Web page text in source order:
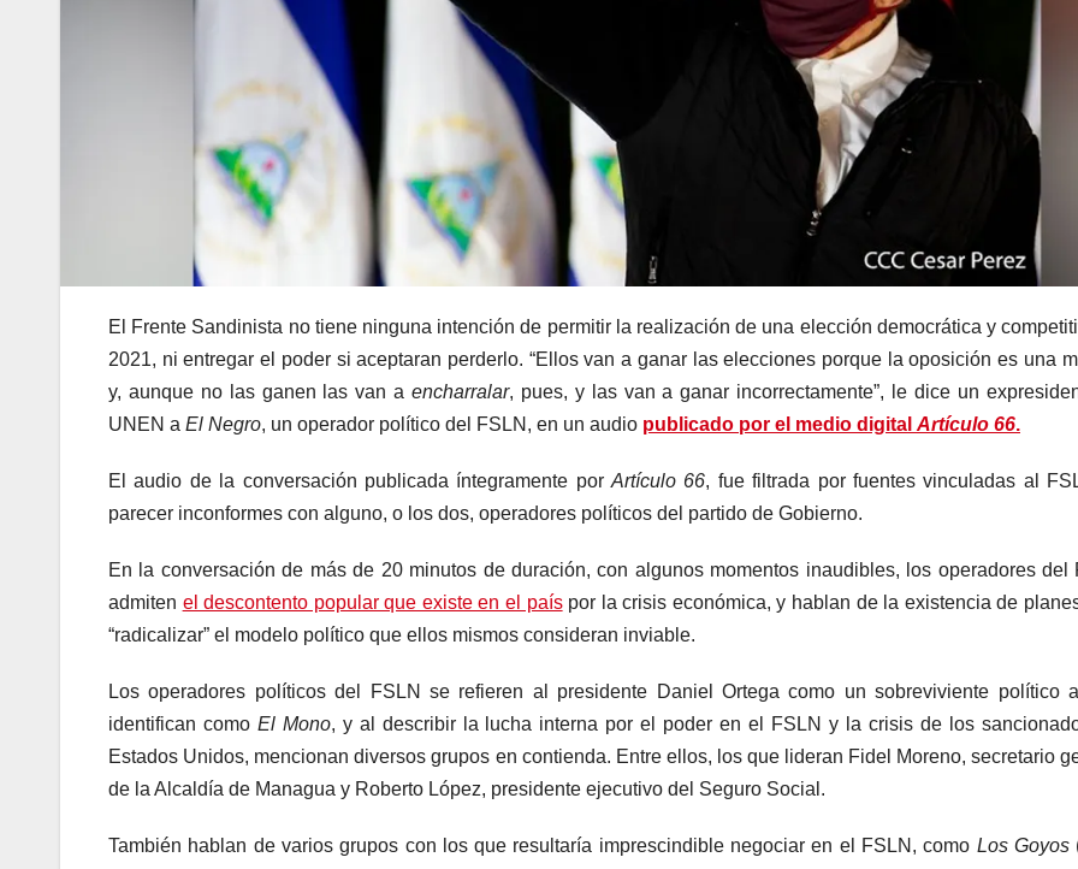
El Frente Sandinista no tiene ninguna intención de permitir la realización de una elección democrática y
2021, ni entregar el poder si aceptaran perderlo. “Ellos van a ganar las elecciones porque la oposición es una
y, aunque no las ganen las van a encharralar, pues, y las van a ganar incorrectamente”, le dice un
UNEN a El Negro, un operador político del FSLN, en un audio publicado por el medio digital Artículo 66.
El audio de la conversación publicada íntegramente porArtículo 66, fue filtrada por fuentes vinculadas al
parecer inconformes con alguno, o los dos, operadores políticos del partido de Gobierno.
En la conversación de más de 20 minutos de duración, con algunos momentos inaudibles, los operadores del
admiten el descontento popular que existe en el paíspor la crisis económica, y hablan de la existencia de
“radicalizar” el modelo político que ellos mismos consideran inviable.
Los operadores políticos del FSLN se refieren al presidente Daniel Ortega como un sobreviviente político
identifican como El Mono, y al describir la lucha interna por el poder en el FSLN y la crisis de los
Estados Unidos, mencionan diversos grupos en contienda. Entre ellos, los que lideran Fidel Moreno, secretario
de la Alcaldía de Managua y Roberto López, presidente ejecutivo del Seguro Social.
También hablan de varios grupos con los que resultaría imprescindible negociar en el FSLN, como Los Goyos